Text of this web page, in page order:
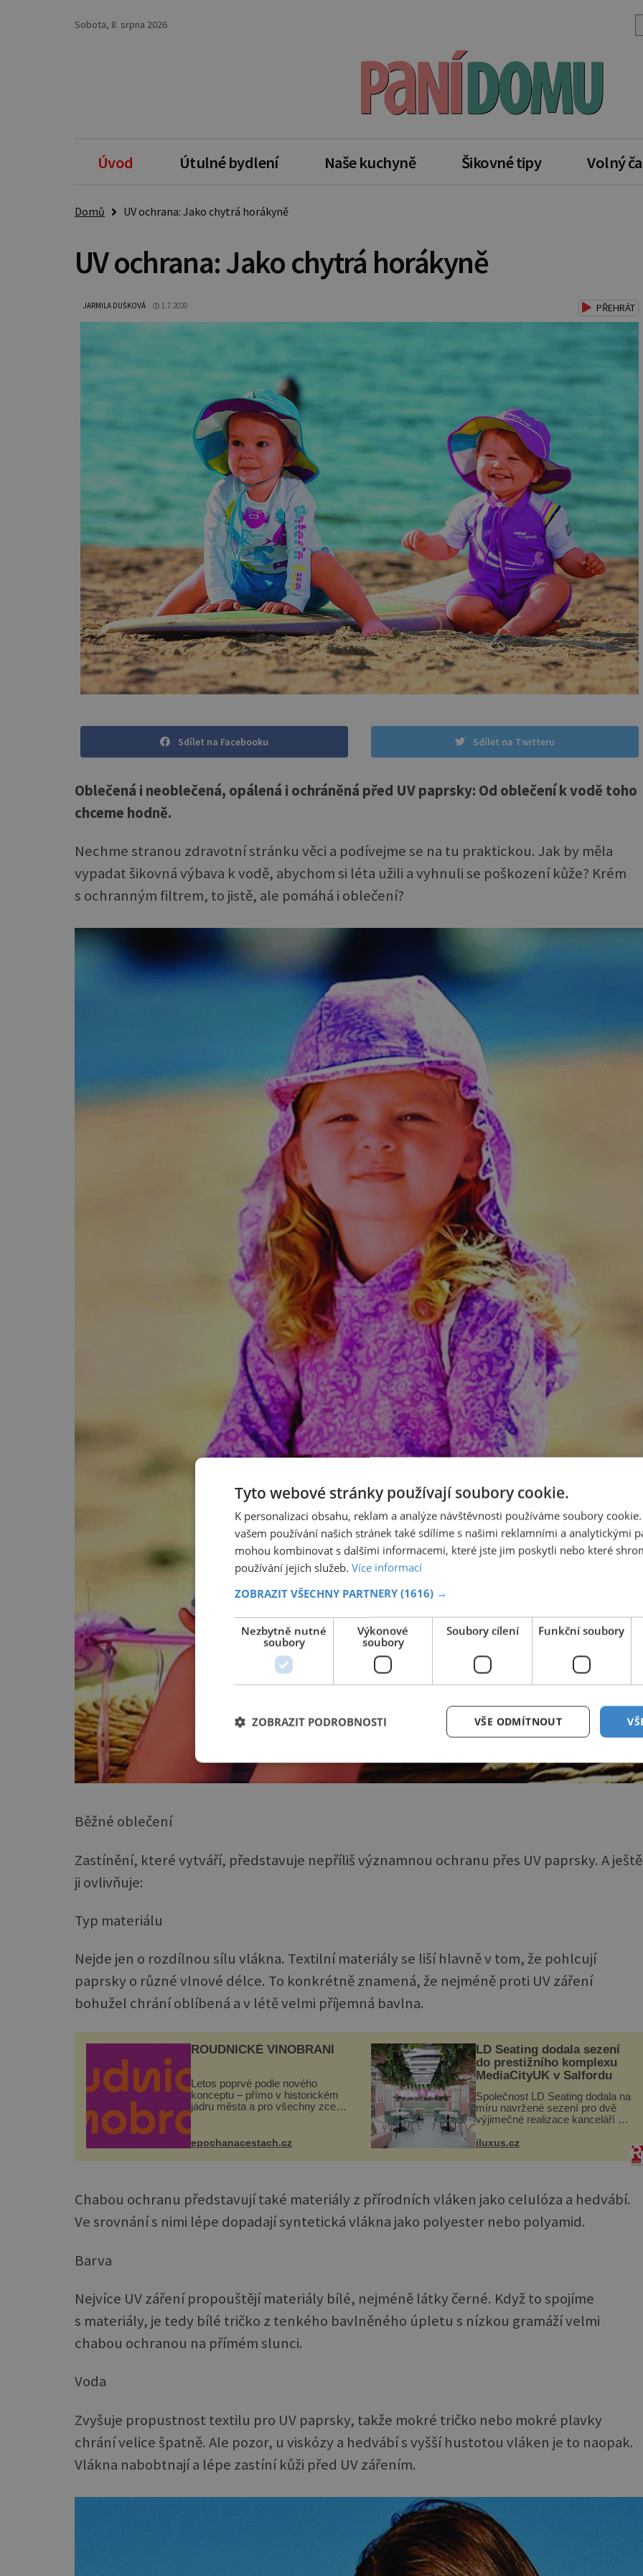
Sobota, 8. srpna 2026
Úvod Útulné bydlení Naše kuchyně Šikovné tipy Volný
Domů UV ochrana: Jako chytrá horákyně
UV ochrana: Jako chytrá horákyně
JARMILA DUŠKOVÁ 1.7.2020 PŘEHRÁT
Sdílet na Facebooku Sdílet na Twitteru
Oblečená i neoblečená, opálená i ochráněná před UV paprsky: Od oblečení k vodě toho
chceme hodně.
Nechme stranou zdravotní stránku věci a podívejme se na tu praktickou. Jak by měla
vypadat šikovná výbava k vodě, abychom si léta užili a vyhnuli se poškození kůže? Krém
s ochranným filtrem, to jistě, ale pomáhá i oblečení?
Běžné oblečení
Zastínění, které vytváří, představuje nepříliš významnou ochranu přes UV paprsky. A ještě
ji ovlivňuje:
Typ materiálu
Nejde jen o rozdílnou sílu vlákna. Textilní materiály se liší hlavně v tom, že pohlcují
paprsky o různé vlnové délce. To konkrétně znamená, že nejméně proti UV záření
bohužel chrání oblíbená a v létě velmi příjemná bavlna.
ROUDNICKÉ VINOBRANÍ
Letos poprvé podle nového
konceptu – přímo v historickém
jádru města a pro všechny zcela
náměstí. Návštěvníci se mohou
těšit na víno, burčák, pes...
epochanacestach.cz
LD Seating dodala sezení
do prestižního komplexu
MediaCityUK v Salfordu
Společnost LD Seating dodala na
míru navržené sezení pro dvě
výjimečné realizace kanceláří v
Salfordu – konkrétně do budov
Komplex budov Media...
iluxus.cz
Chabou ochranu představují také materiály z přírodních vláken jako celulóza a hedvábí.
Ve srovnání s nimi lépe dopadají syntetická vlákna jako polyester nebo polyamid.
Barva
Nejvíce UV záření propouštějí materiály bílé, nejméně látky černé. Když to spojíme
s materiály, je tedy bílé tričko z tenkého bavlněného úpletu s nízkou gramáží velmi
chabou ochranou na přímém slunci.
Voda
Zvyšuje propustnost textilu pro UV paprsky, takže mokré tričko nebo mokré plavky
chrání velice špatně. Ale pozor, u viskózy a hedvábí s vyšší hustotou vláken je to naopak.
Vlákna nabobtnají a lépe zastíní kůži před UV zářením.
Tyto webové stránky používají soubory cookie.
K personalizaci obsahu, reklam a analýze návštěvnosti používáme soubory
vašem používání našich stránek také sdílíme s našimi reklamními a analytickými
mohou kombinovat s dalšími informacemi, které jste jim poskytli nebo které
používání jejich služeb. Více informací
ZOBRAZIT VŠECHNY PARTNERY (1616) →
Nezbytně nutné
soubory
Výkonové
soubory
Soubory cílení Funkční soubory
VŠE ODMÍTNOUT
ZOBRAZIT PODROBNOSTI